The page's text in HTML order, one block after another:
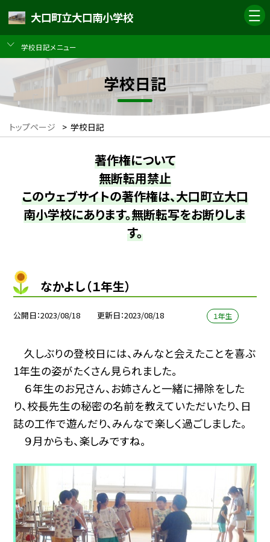
大口町立大口南小学校
学校日記メニュー
学校日記
トップページ > 学校日記
著作権について
無断転用禁止
このウェブサイトの著作権は、大口町立大口
南小学校にあります。無断転写をお断りしま
す。
なかよし（１年生）
公開日 2023/08/18 更新日 2023/08/18 １年生
久しぶりの登校日には、みんなと会えたことを喜ぶ
1年生の姿がたくさん見られました。
６年生のお兄さん、お姉さんと一緒に掃除をした
り、校長先生の秘密の名前を教えていただいたり、日
誌の工作で遊んだり、みんなで楽しく過ごしました。
９月からも、楽しみですね。